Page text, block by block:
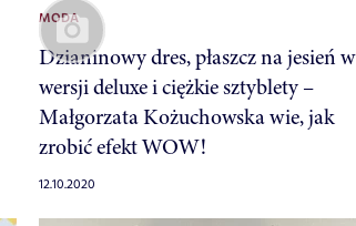
MODA
Dzianinowy dres, płaszcz na jesień w
wersji deluxe i ciężkie sztyblety –
Małgorzata Kożuchowska wie, jak
zrobić efekt WOW!
12.10.2020